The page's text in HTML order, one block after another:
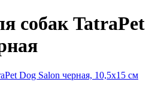
собак TatraPet